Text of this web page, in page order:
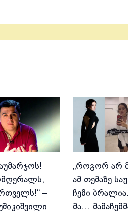
–
„როგორ არ
ამ თემაზე
ჩემი
მა…